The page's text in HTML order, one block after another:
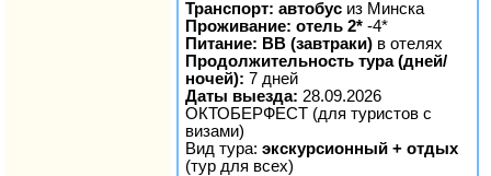
Транспорт: автобус из Минска
Проживание: отель 2* -4*
Питание: BB (завтраки) в отелях
Продолжительность тура (дней/
ночей): 7 дней
Даты выезда: 28.09.2026
ОКТОБЕРФЕСТ (для туристов с
визами)
Вид тура: экскурсионный + отдых
(тур для всех)